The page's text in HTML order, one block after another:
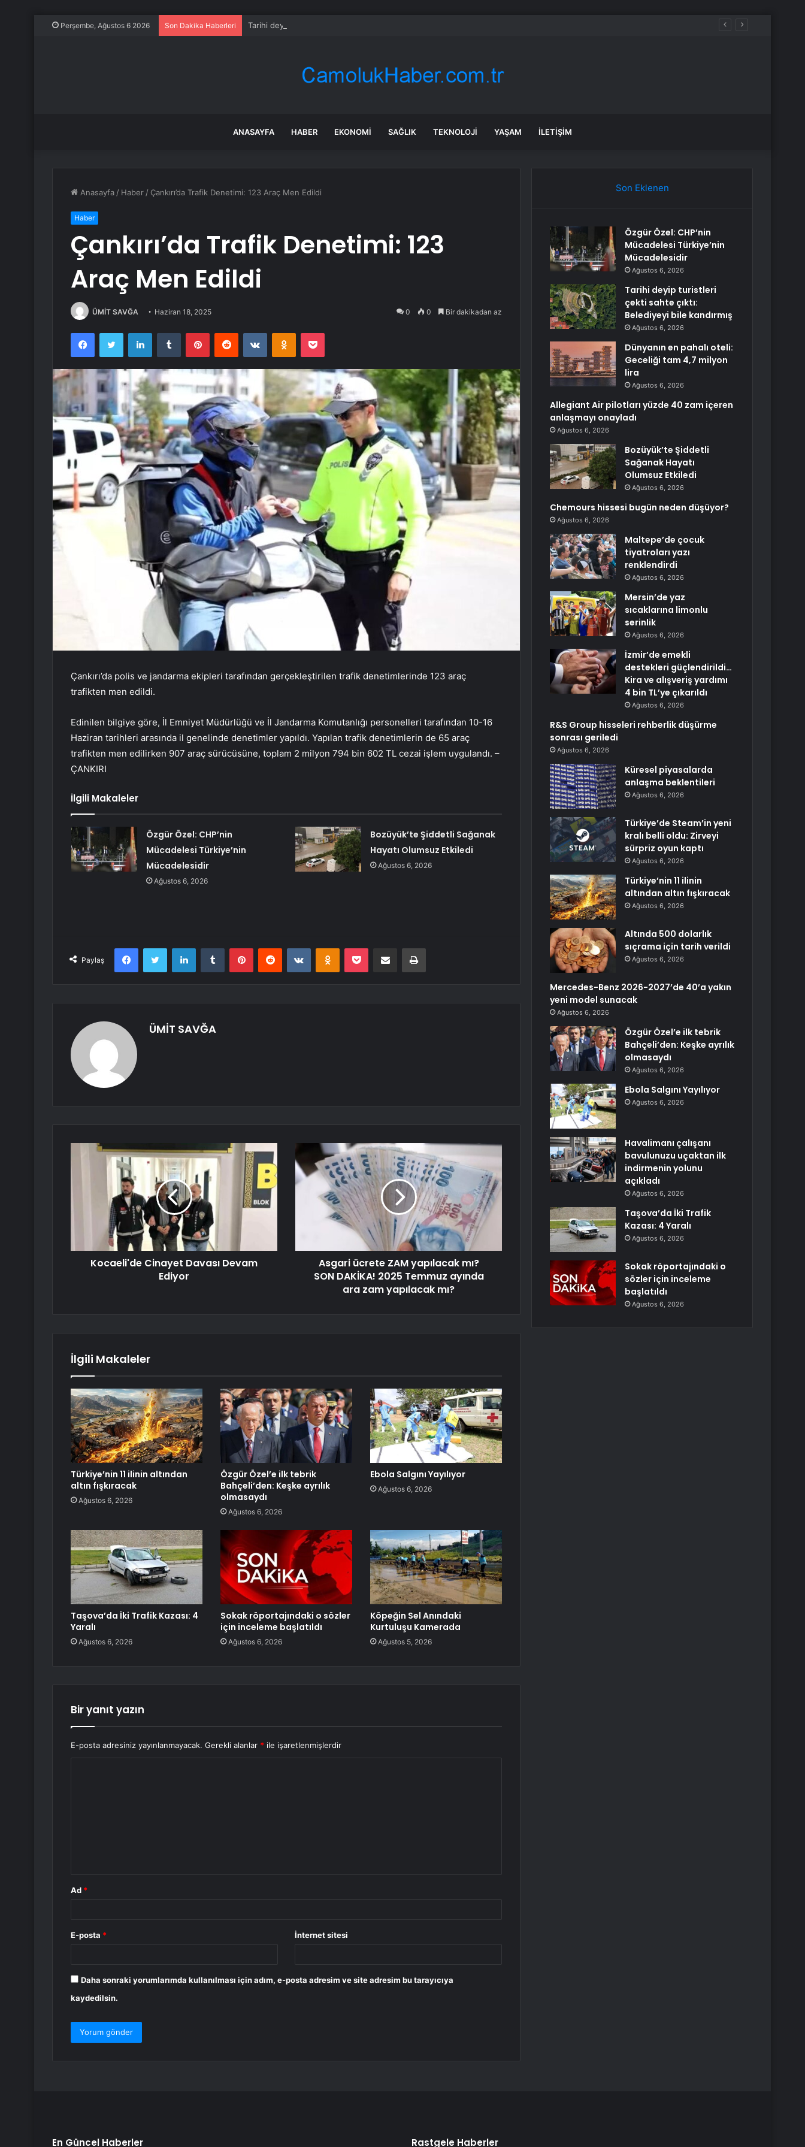
Perşembe, Ağustos 6 2026 Son Dakika Haberleri Tarihi deyip turistleri çekti sahte çıktı: Belediyeyi bile kandırmış
ANASAYFA HABER EKONOMI SAĞLIK TEKNOLOJI YAŞAM İLETIŞIM
Anasayfa / Haber / Çankırı’da Trafik Denetimi: 123 Araç Men Edildi
Haber
Çankırı’da Trafik Denetimi: 123
Araç Men Edildi
ÜMİT SAVĞA Haziran 18, 2025 0 0 Bir dakikadan az
FacebookTwitter LinkedInTumblr PinterestReddit VKontakteOdnoklassniki
Pocket
Çankırı’da polis ve jandarma ekipleri tarafından gerçekleştirilen trafik denetimlerinde 123 araç
trafikten men edildi.
Edinilen bilgiye göre, İl Emniyet Müdürlüğü ve İl Jandarma Komutanlığı personelleri tarafından 10-16
Haziran tarihleri arasında il genelinde denetimler yapıldı. Yapılan trafik denetimlerin de 65 araç
trafikten men edilirken 907 araç sürücüsüne, toplam 2 milyon 794 bin 602 TL cezai işlem uygulandı. –
ÇANKIRI
İlgili Makaleler
Özgür Özel: CHP’nin
Mücadelesi Türkiye’nin
Mücadelesidir
Ağustos 6, 2026
Bozüyük’te Şiddetli Sağanak
Hayatı Olumsuz Etkiledi
Ağustos 6, 2026
Paylaş
FacebookTwitter LinkedInTumblr PinterestReddit VKontakteOdnoklassniki
Pocket E-Posta ile paylaş Yazdır
ÜMİT SAVĞA
Kocaeli'de Cinayet Davası Devam
Ediyor
Asgari ücrete ZAM yapılacak mı?
SON DAKİKA! 2025 Temmuz ayında
ara zam yapılacak mı?
İlgili Makaleler
Türkiye’nin 11 ilinin altından
altın fışkıracak
Ağustos 6, 2026
Özgür Özel’e ilk tebrik
Bahçeli’den: Keşke ayrılık
olmasaydı
Ağustos 6, 2026
Ebola Salgını Yayılıyor
Ağustos 6, 2026
Taşova’da İki Trafik Kazası: 4
Yaralı
Ağustos 6, 2026
Sokak röportajındaki o sözler
için inceleme başlatıldı
Ağustos 6, 2026
Köpeğin Sel Anındaki
Kurtuluşu Kamerada
Ağustos 5, 2026
Bir yanıt yazın
E-posta adresiniz yayınlanmayacak. Gerekli alanlar * ile işaretlenmişlerdir
Ad *
E-posta * İnternet sitesi
Daha sonraki yorumlarımda kullanılması için adım, e-posta adresim ve site adresim bu tarayıcıya
kaydedilsin.
Son Eklenen
Özgür Özel: CHP’nin
Mücadelesi Türkiye’nin
Mücadelesidir
Ağustos 6, 2026
Tarihi deyip turistleri
çekti sahte çıktı:
Belediyeyi bile kandırmış
Ağustos 6, 2026
Dünyanın en pahalı oteli:
Geceliği tam 4,7 milyon
lira
Ağustos 6, 2026
Allegiant Air pilotları yüzde 40 zam içeren
anlaşmayı onayladı
Ağustos 6, 2026
Bozüyük’te Şiddetli
Sağanak Hayatı
Olumsuz Etkiledi
Ağustos 6, 2026
Chemours hissesi bugün neden düşüyor?
Ağustos 6, 2026
Maltepe’de çocuk
tiyatroları yazı
renklendirdi
Ağustos 6, 2026
Mersin’de yaz
sıcaklarına limonlu
serinlik
Ağustos 6, 2026
İzmir’de emekli
destekleri güçlendirildi…
Kira ve alışveriş yardımı
4 bin TL’ye çıkarıldı
Ağustos 6, 2026
R&S Group hisseleri rehberlik düşürme
sonrası geriledi
Ağustos 6, 2026
Küresel piyasalarda
anlaşma beklentileri
Ağustos 6, 2026
Türkiye’de Steam’in yeni
kralı belli oldu: Zirveyi
sürpriz oyun kaptı
Ağustos 6, 2026
Türkiye’nin 11 ilinin
altından altın fışkıracak
Ağustos 6, 2026
Altında 500 dolarlık
sıçrama için tarih verildi
Ağustos 6, 2026
Mercedes-Benz 2026-2027’de 40’a yakın
yeni model sunacak
Ağustos 6, 2026
Özgür Özel’e ilk tebrik
Bahçeli’den: Keşke ayrılık
olmasaydı
Ağustos 6, 2026
Ebola Salgını Yayılıyor
Ağustos 6, 2026
Havalimanı çalışanı
bavulunuzu uçaktan ilk
indirmenin yolunu
açıkladı
Ağustos 6, 2026
Taşova’da İki Trafik
Kazası: 4 Yaralı
Ağustos 6, 2026
Sokak röportajındaki o
sözler için inceleme
başlatıldı
Ağustos 6, 2026
En Güncel Haberler Rastgele Haberler